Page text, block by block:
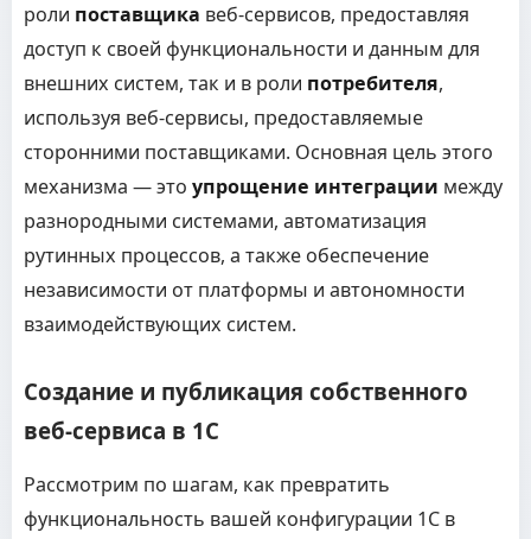
роли поставщика веб-сервисов, предоставляя
доступ к своей функциональности и данным для
внешних систем, так и в роли потребителя,
используя веб-сервисы, предоставляемые
сторонними поставщиками. Основная цель этого
механизма — это упрощение интеграции между
разнородными системами, автоматизация
рутинных процессов, а также обеспечение
независимости от платформы и автономности
взаимодействующих систем.
Создание и публикация собственного
веб-сервиса в 1С
Рассмотрим по шагам, как превратить
функциональность вашей конфигурации 1С в